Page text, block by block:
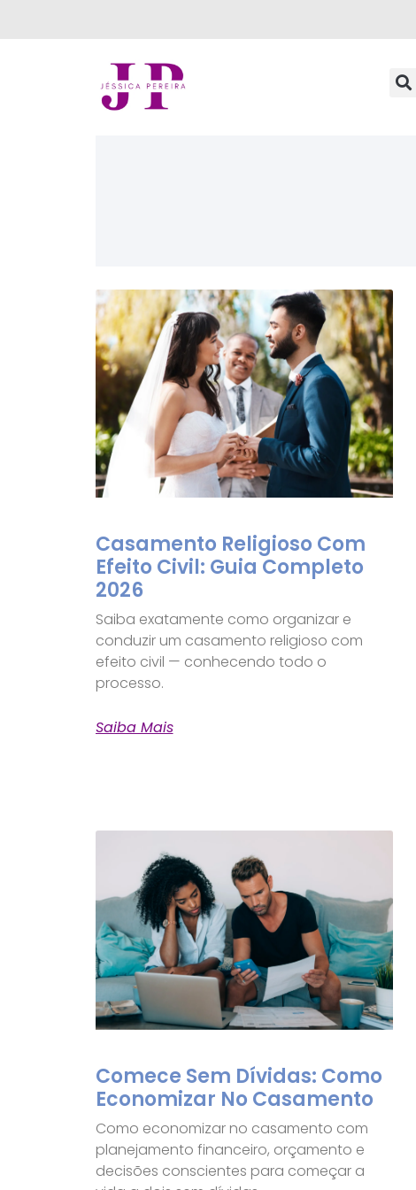
Casamento Religioso Com
Efeito Civil: Guia Completo
2026
Saiba exatamente como organizar e
conduzir um casamento religioso com
efeito civil — conhecendo todo o
processo.
Saiba Mais
Comece Sem Dívidas: Como
Economizar No Casamento
Como economizar no casamento com
planejamento financeiro, orçamento e
decisões conscientes para começar a